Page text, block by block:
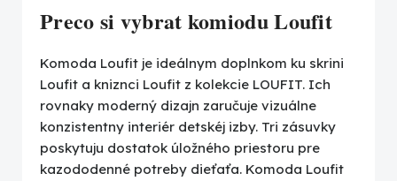
Preco si vybrat komiodu Loufit
Komoda Loufit je ideálnym doplnkom ku skrini
Loufit a kniznci Loufit z kolekcie LOUFIT. Ich
rovnaky moderný dizajn zaručuje vizuálne
konzistentny interiér detskéj izby. Tri zásuvky
poskytuju dostatok úložného priestoru pre
kazododenné potreby dieťaťa. Komoda Loufit